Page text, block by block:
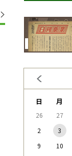
日 月
26 27
2
3
9
10